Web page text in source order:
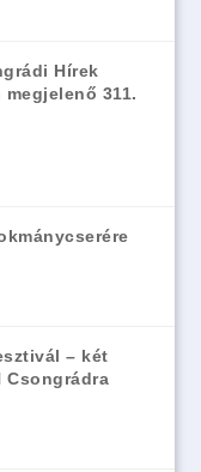
Hírek
311.
– két
Csongrádra